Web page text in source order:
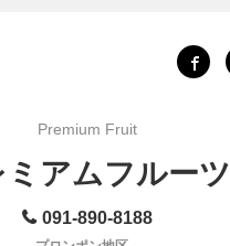
Premium Fruit
ミアムフルーツ
091-890-8188